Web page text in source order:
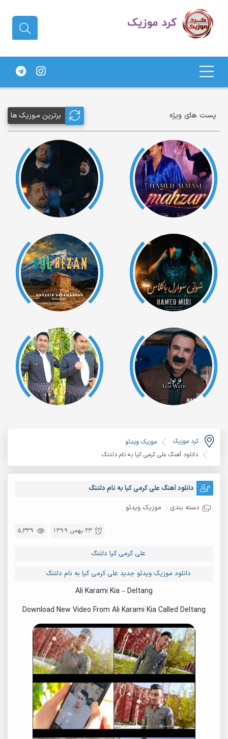
های کردی
پست های ویژه برترین مـوزیک ها
کرد موزیک
موزیک ویدئو
دانلود آهنگ علی کرمی کیا به نام دلتنگ
دانلود آهنگ علی کرمی کیا به نام دلتنگ
دسته بندی : موزیک ویدئو
5,339 23 بهمن 1399
علی کرمی کیا دلتنگ
دانلود موزیک ویدئو جدید علی کرمی کیا به نام دلتنگ
Ali Karami Kia – Deltang
Download New Video From Ali Karami Kia Called Deltang